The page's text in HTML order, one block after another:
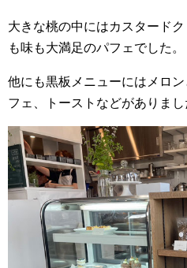
大きな桃の中にはカスタード
も味も大満足のパフェでした。
他にも黒板メニューにはメロ
フェ、トーストなどがありまし